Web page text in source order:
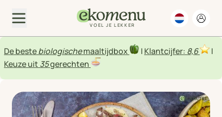
VOEL JE LEKKER
De bestebiologischemaaltijdbox | Klantcijfer: 8,6
|
Keuze uit 35gerechten